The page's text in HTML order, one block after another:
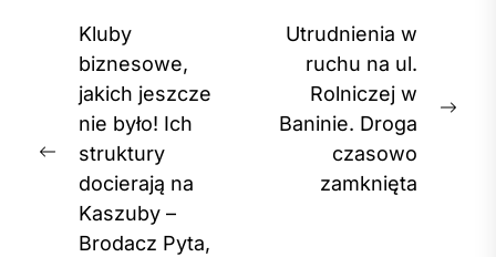
Nawigacja
wpisu
Previous
post:
Kluby
biznesowe,
jakich jeszcze
nie było! Ich
struktury
docierają na
Kaszuby –
Brodacz Pyta,
Utrudnienia w
ruchu na ul.
Rolniczej w
Baninie. Droga
czasowo
zamknięta